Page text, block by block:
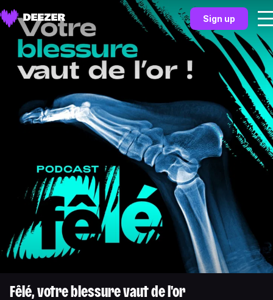
Sign up
Fêlé, votre blessure vaut de l'or